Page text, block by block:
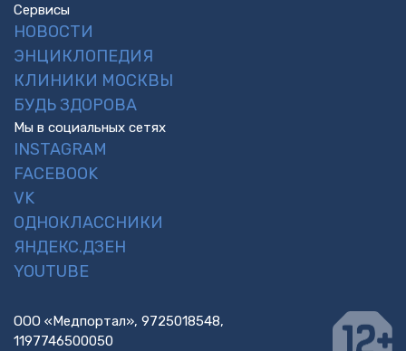
Сервисы
НОВОСТИ
ЭНЦИКЛОПЕДИЯ
КЛИНИКИ МОСКВЫ
БУДЬ ЗДОРОВА
Мы в социальных сетях
INSTAGRAM
FACEBOOK
VK
ОДНОКЛАССНИКИ
ЯНДЕКС.ДЗЕН
YOUTUBE
ООО «Медпортал», 9725018548,
1197746500050